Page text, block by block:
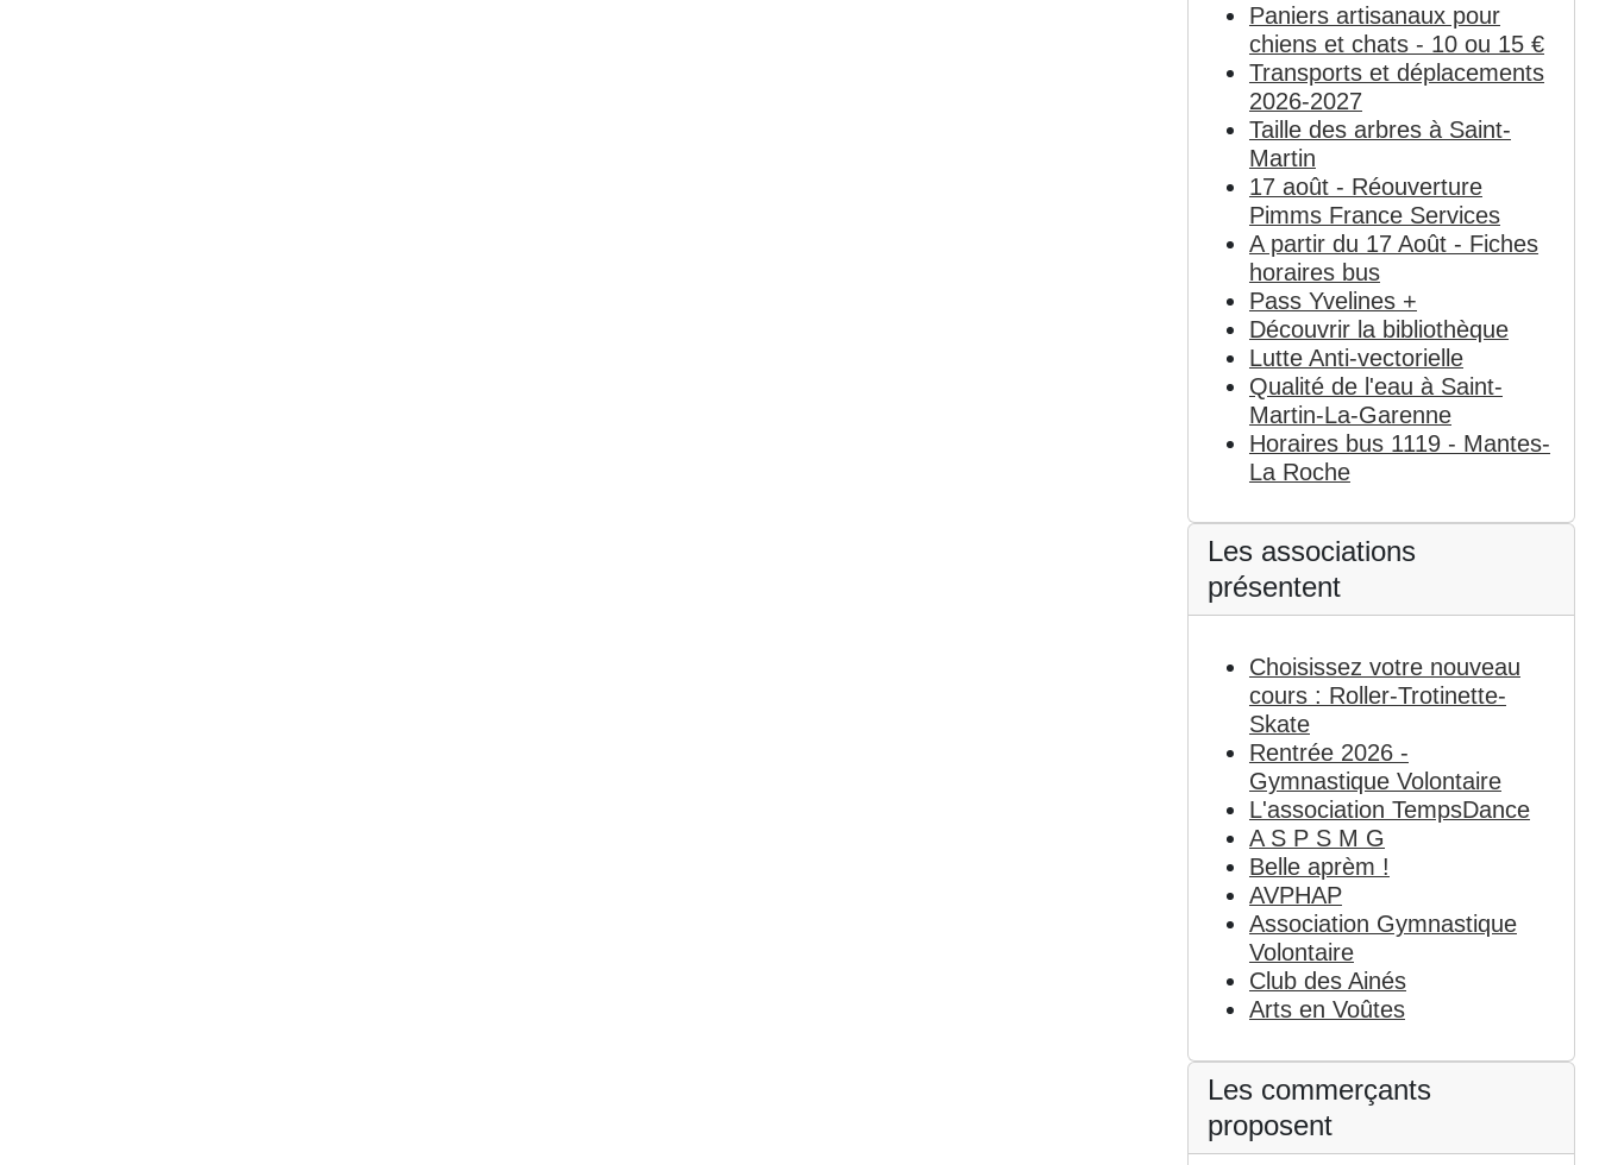
Paniers artisanaux pour
chiens et chats - 10 ou 15 €
Transports et déplacements
2026-2027
Taille des arbres à Saint-
Martin
17 août - Réouverture
Pimms France Services
A partir du 17 Août - Fiches
horaires bus
Pass Yvelines +
Découvrir la bibliothèque
Lutte Anti-vectorielle
Qualité de l'eau à Saint-
Martin-La-Garenne
Horaires bus 1119 - Mantes-
La Roche
Les associations
présentent
Choisissez votre nouveau
cours : Roller-Trotinette-
Skate
Rentrée 2026 -
Gymnastique Volontaire
L'association TempsDance
A S P S M G
Belle aprèm !
AVPHAP
Association Gymnastique
Volontaire
Club des Ainés
Arts en Voûtes
Les commerçants
proposent